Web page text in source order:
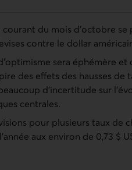
du mois d’octobre
contre le dollar
sera éphémère et
des effets des hausses de
d’incertitude sur
centrales.
pour plusieurs taux de
aux environ de 0,73 $